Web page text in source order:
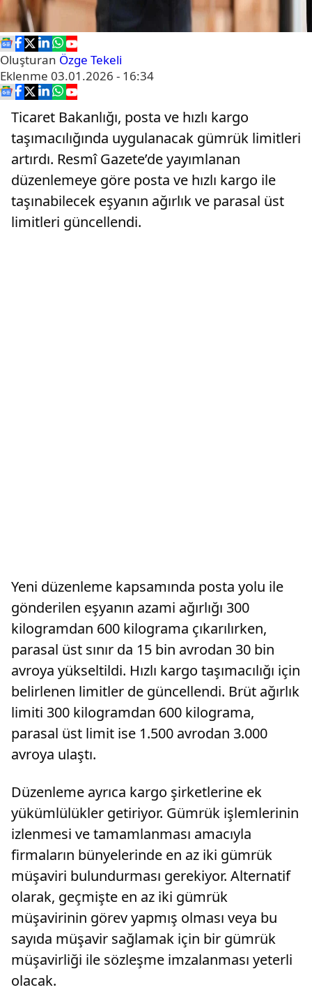
Oluşturan Özge Tekeli
Eklenme 03.01.2026 - 16:34
Ticaret Bakanlığı, posta ve hızlı kargo
taşımacılığında uygulanacak gümrük limitleri
artırdı. Resmî Gazete’de yayımlanan
düzenlemeye göre posta ve hızlı kargo ile
taşınabilecek eşyanın ağırlık ve parasal üst
limitleri güncellendi.
Yeni düzenleme kapsamında posta yolu ile
gönderilen eşyanın azami ağırlığı 300
kilogramdan 600 kilograma çıkarılırken,
parasal üst sınır da 15 bin avrodan 30 bin
avroya yükseltildi. Hızlı kargo taşımacılığı için
belirlenen limitler de güncellendi. Brüt ağırlık
limiti 300 kilogramdan 600 kilograma,
parasal üst limit ise 1.500 avrodan 3.000
avroya ulaştı.
Düzenleme ayrıca kargo şirketlerine ek
yükümlülükler getiriyor. Gümrük işlemlerinin
izlenmesi ve tamamlanması amacıyla
firmaların bünyelerinde en az iki gümrük
müşaviri bulundurması gerekiyor. Alternatif
olarak, geçmişte en az iki gümrük
müşavirinin görev yapmış olması veya bu
sayıda müşavir sağlamak için bir gümrük
müşavirliği ile sözleşme imzalanması yeterli
olacak.